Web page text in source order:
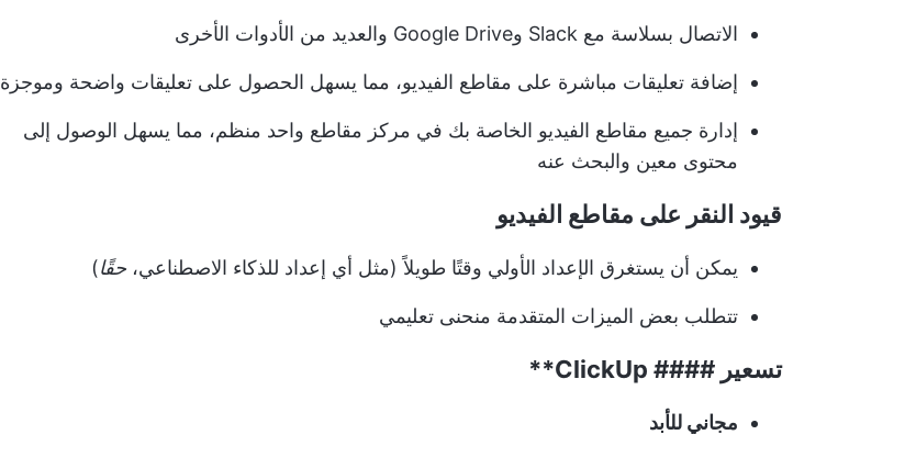
الاتصال بسلاسة مع Slack وGoogle Drive والعديد من الأدوات الأخرى
إضافة تعليقات مباشرة على مقاطع الفيديو، مما يسهل الحصول على تعليقات واضحة وموجزة
إدارة جميع مقاطع الفيديو الخاصة بك في مركز مقاطع واحد منظم، مما يسهل الوصول إلى
محتوى معين والبحث عنه
قيود النقر على مقاطع الفيديو
يمكن أن يستغرق الإعداد الأولي وقتًا طويلاً (مثل أي إعداد للذكاء الاصطناعي، حقًا)
تتطلب بعض الميزات المتقدمة منحنى تعليمي
تسعير #### ClickUp**
مجاني للأبد